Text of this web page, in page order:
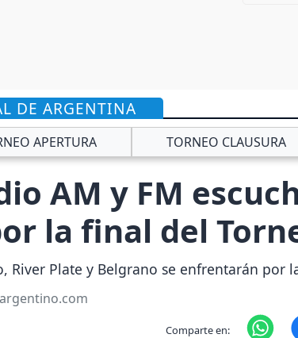
DE ARGENTINA
APERTURA TORNEO CLAUSURA
AM y FM
la final del
River Plate y Belgrano se enfrentarán
Comparte en: